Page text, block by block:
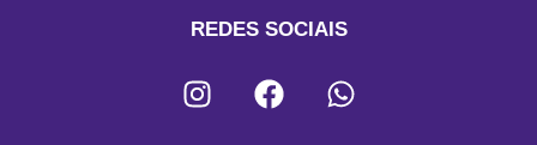
REDES SOCIAIS